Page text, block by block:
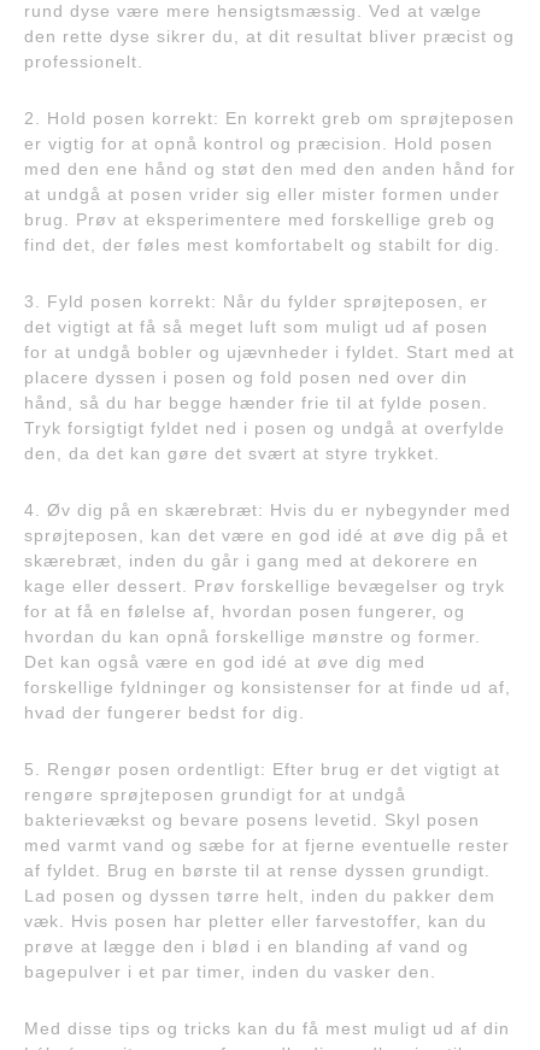
rund dyse være mere hensigtsmæssig. Ved at vælge
den rette dyse sikrer du, at dit resultat bliver præcist og
professionelt.
2. Hold posen korrekt: En korrekt greb om sprøjteposen
er vigtig for at opnå kontrol og præcision. Hold posen
med den ene hånd og støt den med den anden hånd for
at undgå at posen vrider sig eller mister formen under
brug. Prøv at eksperimentere med forskellige greb og
find det, der føles mest komfortabelt og stabilt for dig.
3. Fyld posen korrekt: Når du fylder sprøjteposen, er
det vigtigt at få så meget luft som muligt ud af posen
for at undgå bobler og ujævnheder i fyldet. Start med at
placere dyssen i posen og fold posen ned over din
hånd, så du har begge hænder frie til at fylde posen.
Tryk forsigtigt fyldet ned i posen og undgå at overfylde
den, da det kan gøre det svært at styre trykket.
4. Øv dig på en skærebræt: Hvis du er nybegynder med
sprøjteposen, kan det være en god idé at øve dig på et
skærebræt, inden du går i gang med at dekorere en
kage eller dessert. Prøv forskellige bevægelser og tryk
for at få en følelse af, hvordan posen fungerer, og
hvordan du kan opnå forskellige mønstre og former.
Det kan også være en god idé at øve dig med
forskellige fyldninger og konsistenser for at finde ud af,
hvad der fungerer bedst for dig.
5. Rengør posen ordentligt: Efter brug er det vigtigt at
rengøre sprøjteposen grundigt for at undgå
bakterievækst og bevare posens levetid. Skyl posen
med varmt vand og sæbe for at fjerne eventuelle rester
af fyldet. Brug en børste til at rense dyssen grundigt.
Lad posen og dyssen tørre helt, inden du pakker dem
væk. Hvis posen har pletter eller farvestoffer, kan du
prøve at lægge den i blød i en blanding af vand og
bagepulver i et par timer, inden du vasker den.
Med disse tips og tricks kan du få mest muligt ud af din